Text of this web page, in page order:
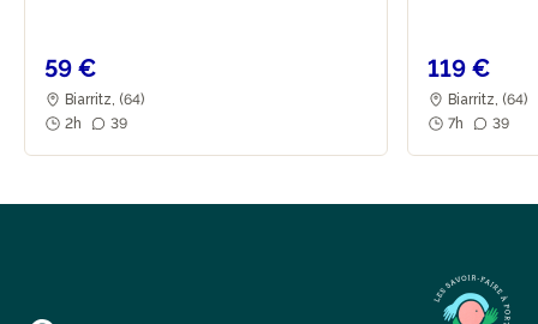
59 €
Biarritz, (64)
2h
39
119 €
Biarritz, (64)
7h
39